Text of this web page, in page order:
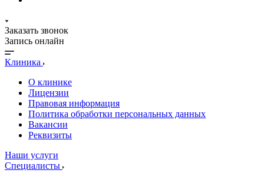
Заказать звонок
Запись онлайн
Клиника
О клинике
Лицензии
Правовая информация
Политика обработки персональных данных
Вакансии
Реквизиты
Наши услуги
Специалисты